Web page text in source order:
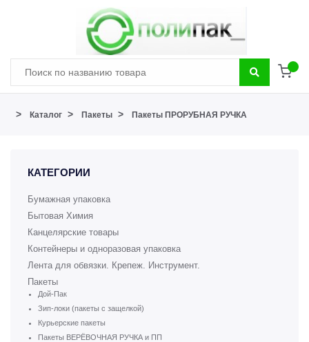
> Каталог > Пакеты > Пакеты ПРОРУБНАЯ РУЧКА
КАТЕГОРИИ
Бумажная упаковка
Бытовая Химия
Канцелярские товары
Контейнеры и одноразовая упаковка
Лента для обвязки. Крепеж. Инструмент.
Пакеты
Дой-Пак
Зип-локи (пакеты с защелкой)
Курьерские пакеты
Пакеты ВЕРЁВОЧНАЯ РУЧКА и ПП